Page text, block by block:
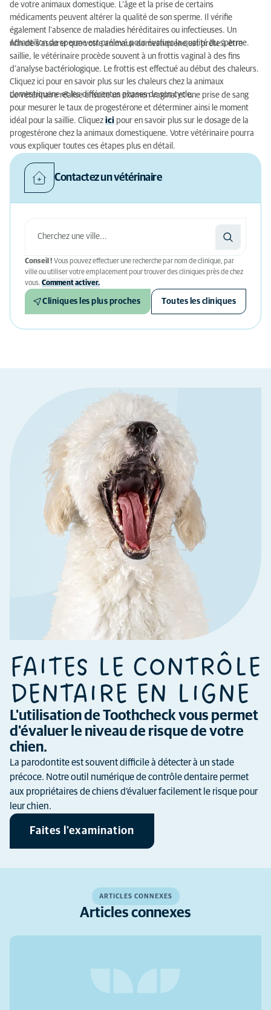
de votre animaux domestique. L'âge et la prise de certains
médicaments peuvent altérer la qualité de son sperme. Il vérifie
également l’absence de maladies héréditaires ou infectieuses. Un
échantillon de sperme est prélevé pour évaluer la qualité du sperme.
Afin de s’assurer que votre animaux domestiquene est prête à être
saillie, le vétérinaire procède souvent à un frottis vaginal à des fins
d’analyse bactériologique. Le frottis est effectué au début des chaleurs.
Cliquez ici pour en savoir plus sur les chaleurs chez la animaux
domestiquene et les différentes phases de son cycle.
Le vétérinaire réalise ensuite un examen vaginal et une prise de sang
pour mesurer le taux de progestérone et déterminer ainsi le moment
idéal pour la saillie. Cliquez ici pour en savoir plus sur le dosage de la
progestérone chez la animaux domestiquene. Votre vétérinaire pourra
vous expliquer toutes ces étapes plus en détail.
Contactez un vétérinaire
Conseil ! Vous pouvez effectuer une recherche par nom de clinique, par
ville ou utiliser votre emplacement pour trouver des cliniques près de chez
vous. Comment activer.
Cliniques les plus proches Toutes les cliniques
FAITES LE CONTRÔLE
DENTAIRE EN LIGNE
L'utilisation de Toothcheck vous permet
d'évaluer le niveau de risque de votre
chien.
La parodontite est souvent difficile à détecter à un stade
précoce. Notre outil numérique de contrôle dentaire permet
aux propriétaires de chiens d’évaluer facilement le risque pour
leur chien.
Faites l'examination
ARTICLES CONNEXES
Articles connexes